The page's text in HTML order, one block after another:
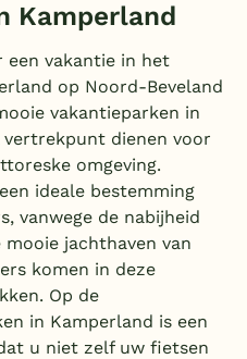
Kamperland
een vakantie in het
op Noord-Beveland
vakantieparken in
vertrekpunt dienen voor
omgeving.
ideale bestemming
vanwege de nabijheid
mooie jachthaven van
komen in deze
Op de
in Kamperland is een
u niet zelf uw fietsen